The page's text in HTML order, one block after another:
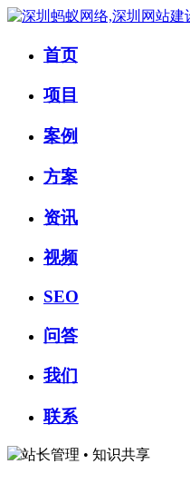
首页
项目
案例
方案
资讯
视频
SEO
问答
我们
联系